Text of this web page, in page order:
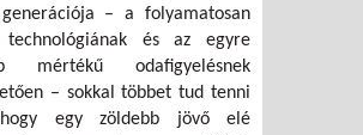
– a folyamatosan
és az egyre
mértékű odafigyelésnek
– sokkal többet tud tenni
egy zöldebb jövő elé